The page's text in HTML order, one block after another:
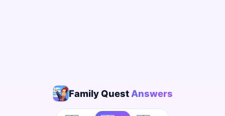
Family Quest Answers